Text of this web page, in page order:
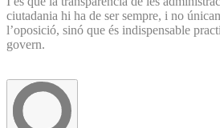
ciutadania hi ha de ser sempre, i no
l’oposició, sinó que és indispensable
govern.